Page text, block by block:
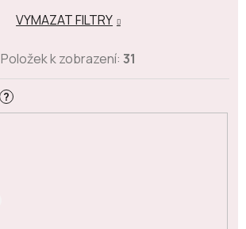
?
VYMAZAT FILTRY
Položek k zobrazení: 31